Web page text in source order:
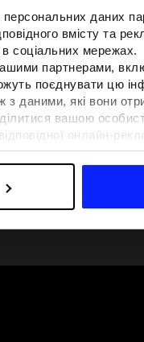
даних
вмісту та
соціальних мережах.
партнерами,
поєднувати цю
даними, які вони
вашою
онлайн-
партнери
та в розділі
Як